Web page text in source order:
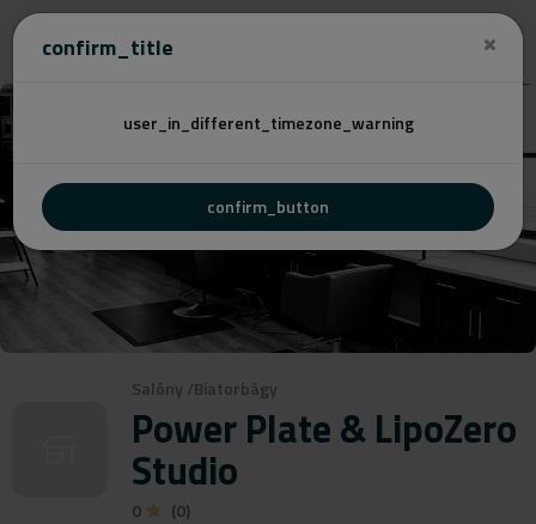
confirm_title
user_in_different_timezone_warning
confirm_button
Salóny /Biatorbágy
Power Plate & LipoZero
Studio
0 (0)